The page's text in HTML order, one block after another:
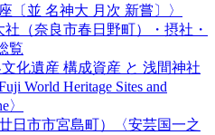
〔並 名神大 月次 新嘗〕〉
社（奈良市春日野町）・摂社・
覧
化遺産 構成資産 と 浅間神社
World Heritage Sites and
〉
日市市宮島町）〈安芸国一之